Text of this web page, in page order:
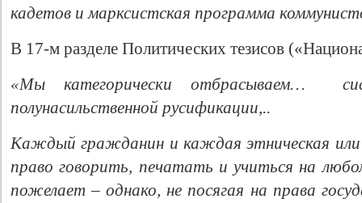
кадетов и марксистская программа
В 17-м разделе Политических тезисов
«Мы категорически отбрасываем…
полунасильственной русификации,..
Каждый гражданин и каждая этническая или
право говорить, печатать и учиться на
пожелает – однако, не посягая на права